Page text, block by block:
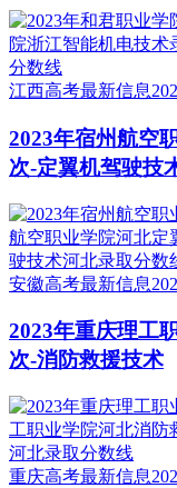
江西高考最新信息
2023年宿州航空
次-定翼机驾驶技
安徽高考最新信息
2023年重庆理工
次-消防救援技术
重庆高考最新信息